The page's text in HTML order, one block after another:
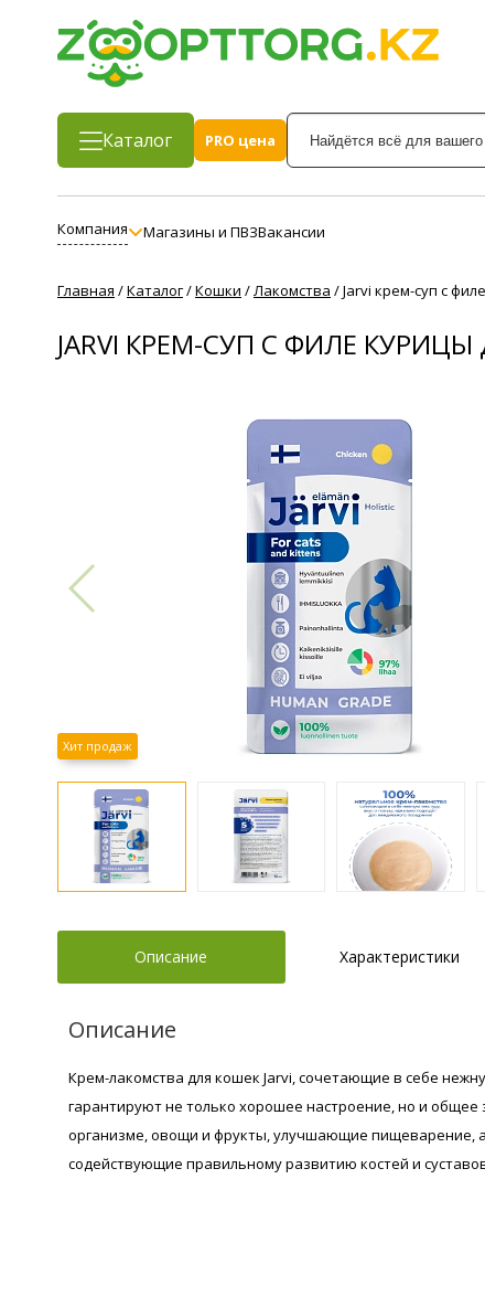
Каталог
PRO цена
Компания Магазины и ПВЗВакансии
Главная /Каталог/Кошки /Лакомства /Jarvi крем-суп с
JARVI КРЕМ-СУП С ФИЛЕ
Хит продаж
Описание Характеристики
Описание
Крем-лакомства для кошек Jarvi, сочетающие в себе
гарантируют не только хорошее настроение, но и
организме, овощи и фрукты, улучшающие пищеварение,
содействующие правильному развитию костей и